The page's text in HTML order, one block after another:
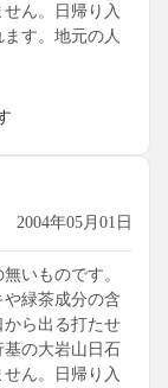
ん。日帰り入
す。地元の人
2004年05月01日
いものです。
緑茶成分の含
から出る打たせ
の大岩山日石
ん。日帰り入